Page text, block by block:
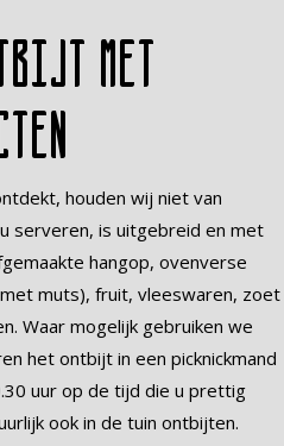
met
houden wij niet van
serveren, is uitgebreid en met
hangop, ovenverse
muts), fruit, vleeswaren, zoet
Waar mogelijk gebruiken we
het ontbijt in een picknickmand
uur op de tijd die u prettig
ook in de tuin ontbijten.